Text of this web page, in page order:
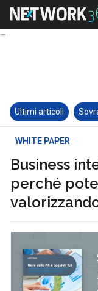
Ultimi articoli
WHITE PAPER
Business
perché